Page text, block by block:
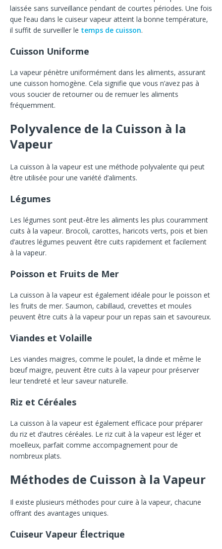
laissée sans surveillance pendant de courtes périodes. Une fois
que l’eau dans le cuiseur vapeur atteint la bonne température,
il suffit de surveiller le temps de cuisson.
Cuisson Uniforme
La vapeur pénètre uniformément dans les aliments, assurant
une cuisson homogène. Cela signifie que vous n’avez pas à
vous soucier de retourner ou de remuer les aliments
fréquemment.
Polyvalence de la Cuisson à la
Vapeur
La cuisson à la vapeur est une méthode polyvalente qui peut
être utilisée pour une variété d’aliments.
Légumes
Les légumes sont peut-être les aliments les plus couramment
cuits à la vapeur. Brocoli, carottes, haricots verts, pois et bien
d’autres légumes peuvent être cuits rapidement et facilement
à la vapeur.
Poisson et Fruits de Mer
La cuisson à la vapeur est également idéale pour le poisson et
les fruits de mer. Saumon, cabillaud, crevettes et moules
peuvent être cuits à la vapeur pour un repas sain et savoureux.
Viandes et Volaille
Les viandes maigres, comme le poulet, la dinde et même le
bœuf maigre, peuvent être cuits à la vapeur pour préserver
leur tendreté et leur saveur naturelle.
Riz et Céréales
La cuisson à la vapeur est également efficace pour préparer
du riz et d’autres céréales. Le riz cuit à la vapeur est léger et
moelleux, parfait comme accompagnement pour de
nombreux plats.
Méthodes de Cuisson à la Vapeur
Il existe plusieurs méthodes pour cuire à la vapeur, chacune
offrant des avantages uniques.
Cuiseur Vapeur Électrique